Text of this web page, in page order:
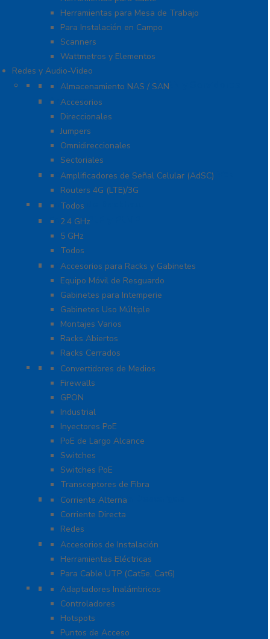
Herramientas para Mesa de Trabajo
Para Instalación en Campo
Scanners
Wattmetros y Elementos
Redes y Audio-Video
Almacenamiento NAS / SAN y Servidores
Almacenamiento NAS / SAN
Antenas
Accesorios
Direccionales
Jumpers
Omnidireccionales
Sectoriales
Cobertura para Celular 4G LTE, 3G y Voz
Amplificadores de Señal Celular (AdSC)
Routers 4G (LTE)/3G
Enlaces de Backhaul
Todos
Enlaces PtP y PtMP
2.4 GHz
5 GHz
Todos
Racks y Gabinetes
Accesorios para Racks y Gabinetes
Equipo Móvil de Resguardo
Gabinetes para Intemperie
Gabinetes Uso Múltiple
Montajes Varios
Racks Abiertos
Racks Cerrados
Networking
Convertidores de Medios
Firewalls
GPON
Industrial
Inyectores PoE
PoE de Largo Alcance
Switches
Switches PoE
Transceptores de Fibra
Protección Contra Descargas
Corriente Alterna
Corriente Directa
Redes
Herramientas
Accesorios de Instalación
Herramientas Eléctricas
Para Cable UTP (Cat5e, Cat6)
Redes WIFI
Adaptadores Inalámbricos
Controladores
Hotspots
Puntos de Acceso